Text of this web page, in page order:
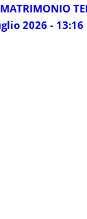
2026 - 13:16